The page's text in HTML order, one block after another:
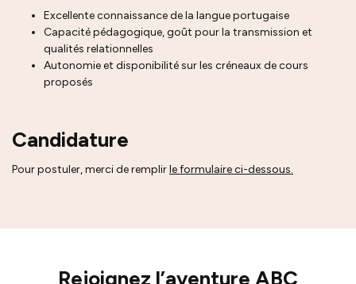
Excellente connaissance de la langue portugaise
Capacité pédagogique, goût pour la transmission et
qualités relationnelles
Autonomie et disponibilité sur les créneaux de cours
proposés
Candidature
Pour postuler, merci de remplirle formulaire ci-dessous.
Rejoignez l’aventure ABC